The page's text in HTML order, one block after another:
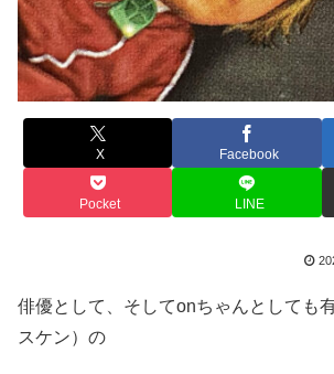
X Facebook
Pocket LINE
俳優として、そしてonちゃんとしても
スケン）の